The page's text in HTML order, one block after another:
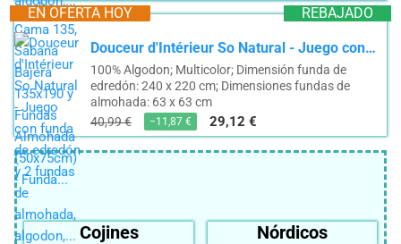
REBAJADO
EN OFERTA HOY
Douceur d'Intérieur So Natural - Juego con funda de edredón y 2 fundas de almohada, algodon,...
100% Algodon; Multicolor; Dimensión funda de
edredón: 240 x 220 cm; Dimensiones fundas de
almohada: 63 x 63 cm
40,99 €
−11,87 € 29,12 €
Cojines
Nórdicos